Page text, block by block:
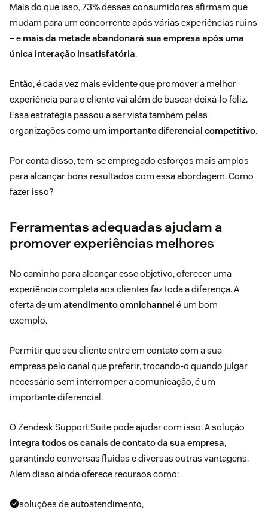
Mais do que isso, 73% desses consumidores afirmam que
mudam para um concorrente após várias experiências ruins
– e mais da metade abandonará sua empresa após uma
única interação insatisfatória.
Então, é cada vez mais evidente que promover a melhor
experiência para o cliente vai além de buscar deixá-lo feliz.
Essa estratégia passou a ser vista também pelas
organizações como um importante diferencial competitivo.
Por conta disso, tem-se empregado esforços mais amplos
para alcançar bons resultados com essa abordagem. Como
fazer isso?
Ferramentas adequadas ajudam a
promover experiências melhores
No caminho para alcançar esse objetivo, oferecer uma
experiência completa aos clientes faz toda a diferença. A
oferta de um atendimento omnichannel é um bom
exemplo.
Permitir que seu cliente entre em contato com a sua
empresa pelo canal que preferir, trocando-o quando julgar
necessário sem interromper a comunicação, é um
importante diferencial.
O Zendesk Support Suite pode ajudar com isso. A solução
integra todos os canais de contato da sua empresa,
garantindo conversas fluidas e diversas outras vantagens.
Além disso ainda oferece recursos como:
soluções de autoatendimento,